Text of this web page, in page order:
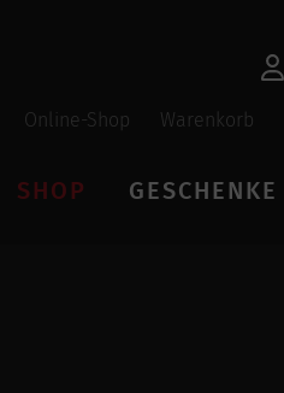
Online-Shop Warenkorb
SHOP